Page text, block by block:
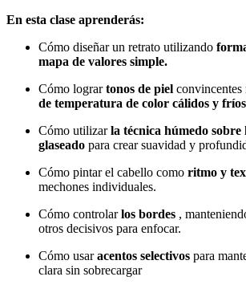
En esta clase aprenderás:
Cómo diseñar un retrato utilizando
mapa de valores simple.
Cómo logrartonos de piel convincentes
de temperatura de color cálidos y
Cómo utilizarla técnica húmedo sobre
glaseado para crear suavidad y
Cómo pintar el cabello como ritmo y
mechones individuales.
Cómo controlarlos bordes ,
otros decisivos para enfocar.
Cómo usaracentos selectivos para
clara sin sobrecargar